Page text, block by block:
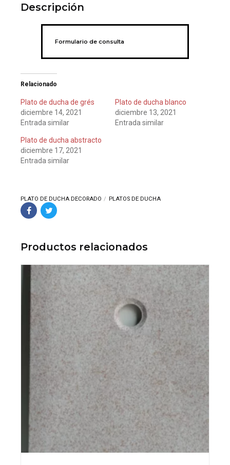
Descripción
Formulario de consulta
Relacionado
Plato de ducha de grés
diciembre 14, 2021
Entrada similar
Plato de ducha blanco
diciembre 13, 2021
Entrada similar
Plato de ducha abstracto
diciembre 17, 2021
Entrada similar
PLATO DE DUCHA DECORADO PLATOS DE DUCHA
Productos relacionados